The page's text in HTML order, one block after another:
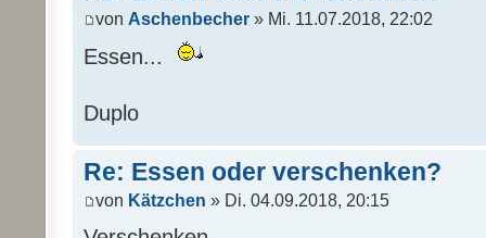
von Aschenbecher » Mi. 11.07.2018, 22:02
Essen...
Duplo
Re: Essen oder verschenken?
von Kätzchen » Di. 04.09.2018, 20:15